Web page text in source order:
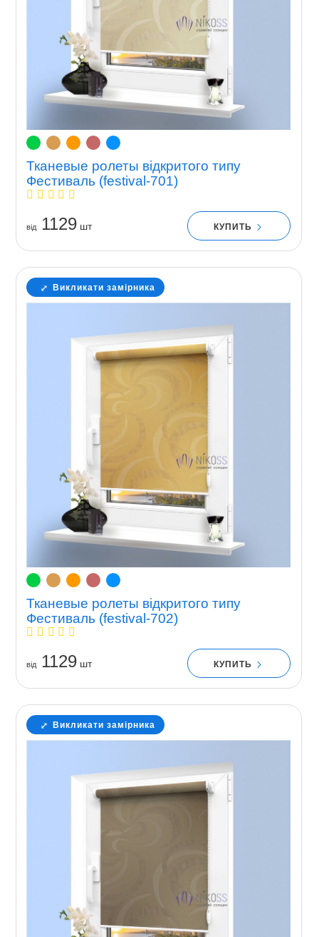
Тканевые ролеты відкритого типу
Фестиваль (festival-701)
вiд1129шт КУПИТЬ
Викликати замірника
Тканевые ролеты відкритого типу
Фестиваль (festival-702)
вiд1129шт КУПИТЬ
Викликати замірника